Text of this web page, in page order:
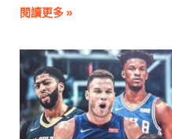
閱讀更多 »